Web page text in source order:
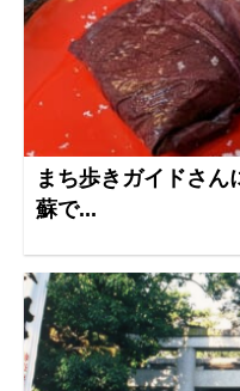
まち歩きガイドさ
蘇で...